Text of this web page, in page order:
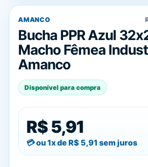
AMANCO
Bucha PPR Azul
Macho Fêmea
Amanco
Disponível para compra
R$ 5,91
ou 1x de R$ 5,91 sem juros